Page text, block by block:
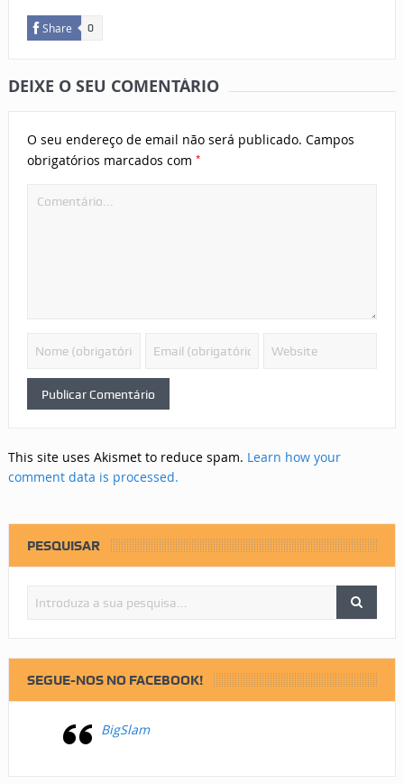
Share 0
DEIXE O SEU COMENTÁRIO
O seu endereço de email não será publicado. Campos
obrigatórios marcados com *
This site uses Akismet to reduce spam. Learn how your
comment data is processed.
PESQUISAR
SEGUE-NOS NO FACEBOOK!
BigSlam